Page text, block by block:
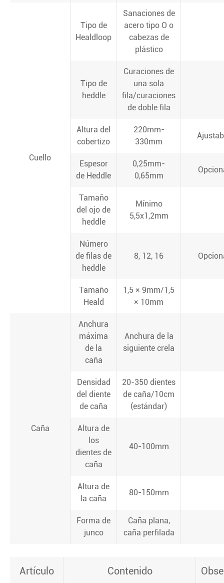
Cuello
Tipo de
Healdloop
Sanaciones de
acero tipo O o
cabezas de
plástico
Tipo de
heddle
Curaciones de
una sola
fila/curaciones
de doble fila
Altura del
cobertizo
220mm-
330mm
Espesor
de Heddle
0,25mm-
0,65mm
Tamaño
del ojo de
heddle
Mínimo
5,5x1,2mm
Número
de filas de
heddle
8, 12, 16
Tamaño
Heald
1,5 × 9mm/1,5
× 10mm
Caña
Anchura
máxima
de la
caña
Anchura de la
siguiente crela
Densidad
del diente
de caña
20-350 dientes
de caña/10cm
(estándar)
Altura de
los
dientes de
caña
40-100mm
Altura de
la caña
80-150mm
Forma de
junco
Caña plana,
caña perfilada
Artículo Contenido